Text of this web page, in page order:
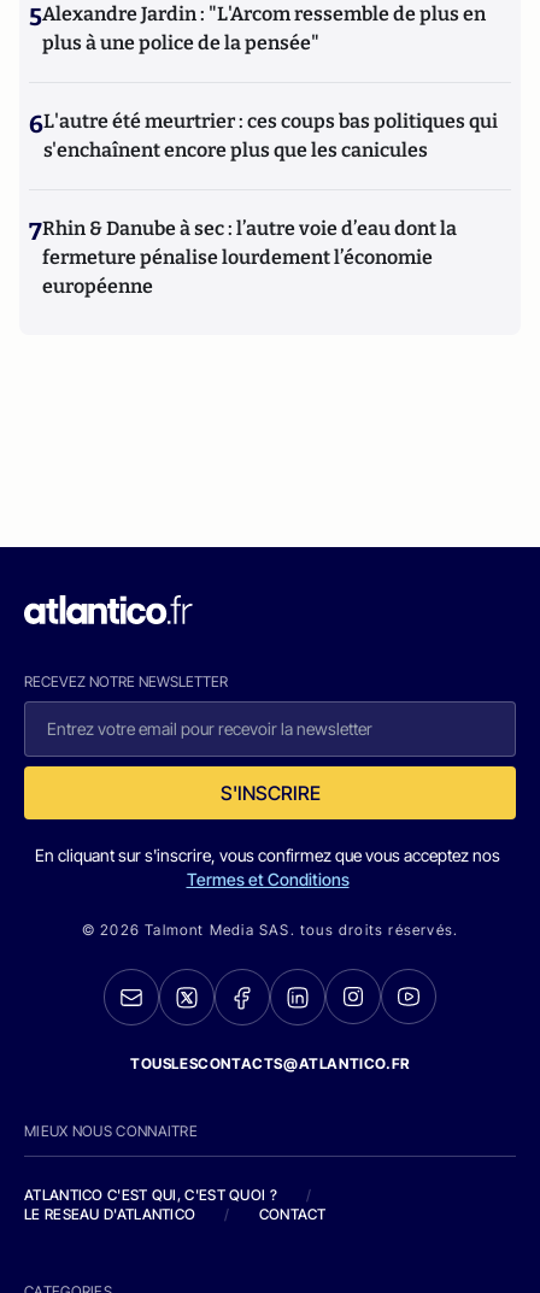
5Alexandre Jardin : "L'Arcom ressemble de plus en
plus à une police de la pensée"
6L'autre été meurtrier : ces coups bas politiques qui
s'enchaînent encore plus que les canicules
7Rhin & Danube à sec : l’autre voie d’eau dont la
fermeture pénalise lourdement l’économie
européenne
RECEVEZ NOTRE NEWSLETTER
S'INSCRIRE
En cliquant sur s'inscrire, vous confirmez que vous acceptez nos
Termes et Conditions
© 2026 Talmont Media SAS. tous droits réservés.
TOUSLESCONTACTS@ATLANTICO.FR
MIEUX NOUS CONNAITRE
ATLANTICO C'EST QUI, C'EST QUOI ?
/
LE RESEAU D'ATLANTICO
/ CONTACT